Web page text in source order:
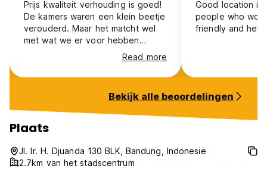
Prijs kwaliteit verhouding is goed!
De kamers waren een klein beetje
verouderd. Maar het matcht wel
met wat we er voor hebben
betaald. Het personeel is zeer
vriendelijk en behulpzaam. En het
was fijn om weer eens zelfs lekker
Read more
Good location
people who
friendly and
Bekijk alle beoordelingen
Plaats
Jl. Ir. H. Djuanda 130 BLK, Bandung, Indonesië
2.7km van het stadscentrum